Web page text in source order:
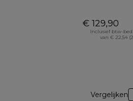
€ 129,90
Inclusief btw-
van € 22,54
Vergelijken